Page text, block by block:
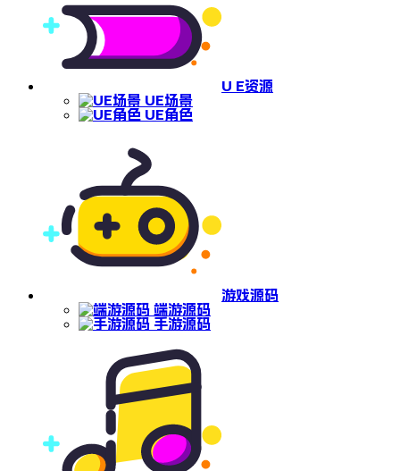
U E资源
UE场景
UE角色
游戏源码
端游源码
手游源码